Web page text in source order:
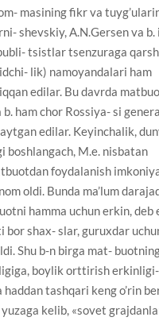
masining fikr va
shevskiy, A.N.Gersen va b.
tsistlar tsenzuraga
lik) namoyandalari ham
edilar. Bu davrda
ham chor Rossiya- si
edilar. Keyinchalik,
M.e. nisbatan
foydalanish
oldi. Bunda ma’lum
hamma uchun erkin, deb
bor shax- slar, guruxdar
Shu b-n birga mat-
boylik orttirish
tashqari keng o’rin
kelib, «sovet